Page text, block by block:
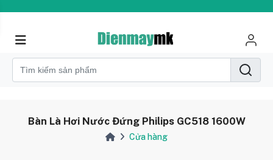
Bàn Là Hơi Nước Đứng Philips GC518 1600W
Cửa hàng